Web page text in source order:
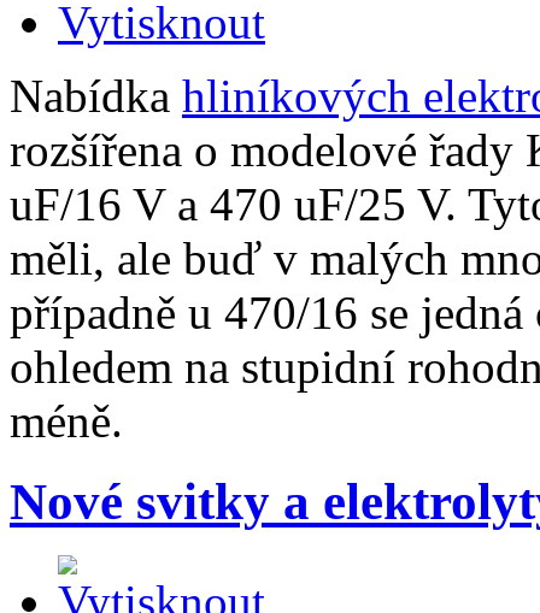
Nabídka hliníkových
rozšířena o modelové
uF/16 V a 470 uF/25 V.
měli, ale buď v malých
případně u 470/16 se
ohledem na stupidní
méně.
Nové svitky a